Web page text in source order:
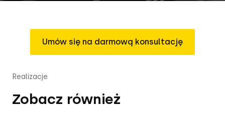
Umów się na darmową konsultację
Realizacje
Zobacz również